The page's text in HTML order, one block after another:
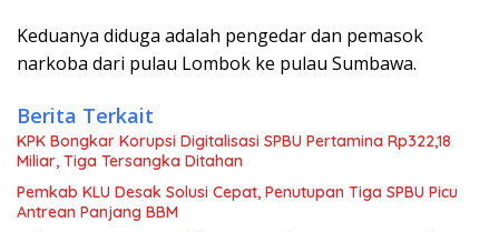
Keduanya diduga adalah pengedar dan pemasok
narkoba dari pulau Lombok ke pulau Sumbawa.
Berita Terkait
KPK Bongkar Korupsi Digitalisasi SPBU Pertamina Rp322,18
Miliar, Tiga Tersangka Ditahan
Pemkab KLU Desak Solusi Cepat, Penutupan Tiga SPBU Picu
Antrean Panjang BBM